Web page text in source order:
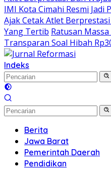
IMI Kota Cimahi Resmi Jadi
Ajak Cetak Atlet
Yang Tertib Ratusan
Transparan Soal Hibah
Indeks
Berita
Jawa Barat
Pemerintah Daerah
Pendidikan